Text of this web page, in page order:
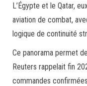
L’Égypte et le Qatar,
aviation de combat,
logique de continuité
Ce panorama permet
Reuters rappelait fin
commandes